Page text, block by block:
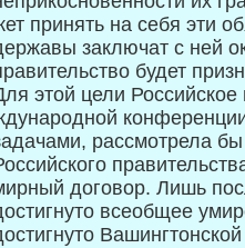
принять на себя эти
заключат с ней
будет
этой цели
рассмотрела
дого­вор. Лишь
всеобщее